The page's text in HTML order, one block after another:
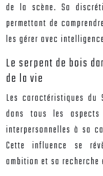
de la scène. Sa
permettant de
les gérer avec
Le serpent de bois
de la vie
Les caractéristiques du
dans tous les
interpersonnelles à sa
Cette influence se
ambition et sa recherche